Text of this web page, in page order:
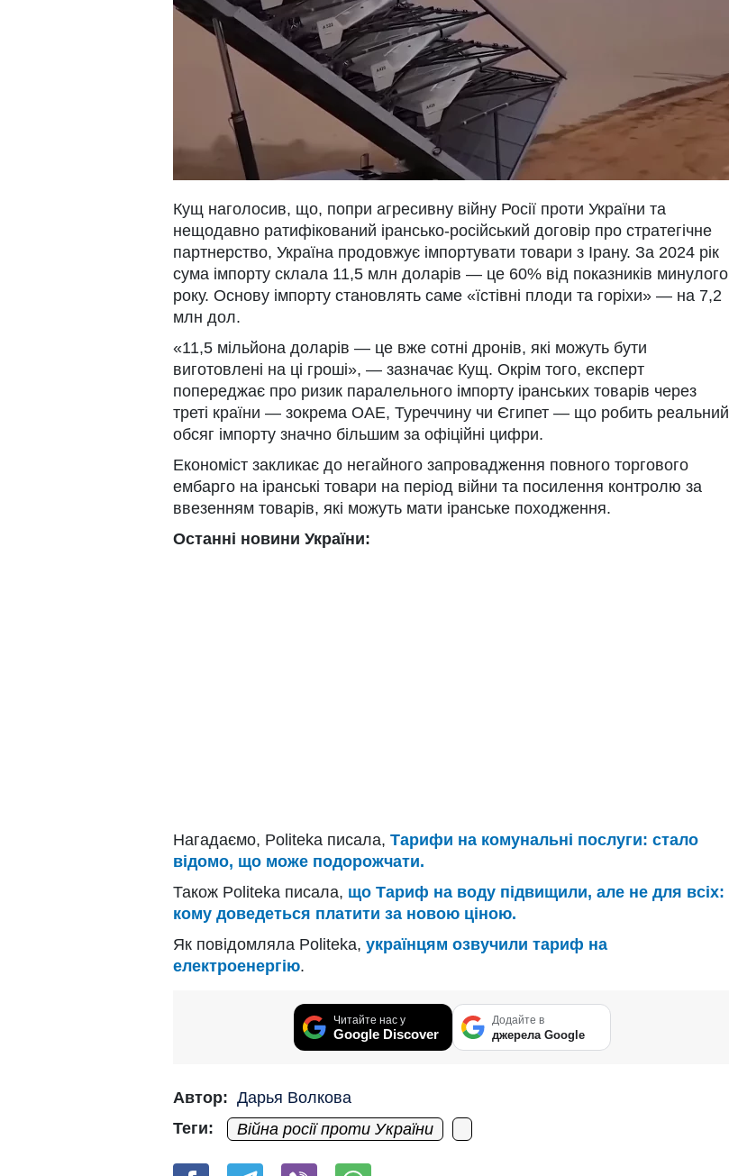
Кущ наголосив, що, попри агресивну війну Росії проти України та
нещодавно ратифікований ірансько-російський договір про стратегічне
партнерство, Україна продовжує імпортувати товари з Ірану. За 2024 рік
сума імпорту склала 11,5 млн доларів — це 60% від показників минулого
року. Основу імпорту становлять саме «їстівні плоди та горіхи» — на 7,2
млн дол.
«11,5 мільйона доларів — це вже сотні дронів, які можуть бути
виготовлені на ці гроші», — зазначає Кущ. Окрім того, експерт
попереджає про ризик паралельного імпорту іранських товарів через
треті країни — зокрема ОАЕ, Туреччину чи Єгипет — що робить реальний
обсяг імпорту значно більшим за офіційні цифри.
Економіст закликає до негайного запровадження повного торгового
ембарго на іранські товари на період війни та посилення контролю за
ввезенням товарів, які можуть мати іранське походження.
Останні новини України:
Нагадаємо, Politeka писала, Тарифи на комунальні послуги: стало
відомо, що може подорожчати.
Також Politeka писала, що Тариф на воду підвищили, але не для всіх:
кому доведеться платити за новою ціною.
Як повідомляла Politeka, українцям озвучили тариф на
електроенергію.
Читайте нас у
Google Discover
Додайте в
джерела Google
Автор: Дарья Волкова
Теги:
Війна росії проти України